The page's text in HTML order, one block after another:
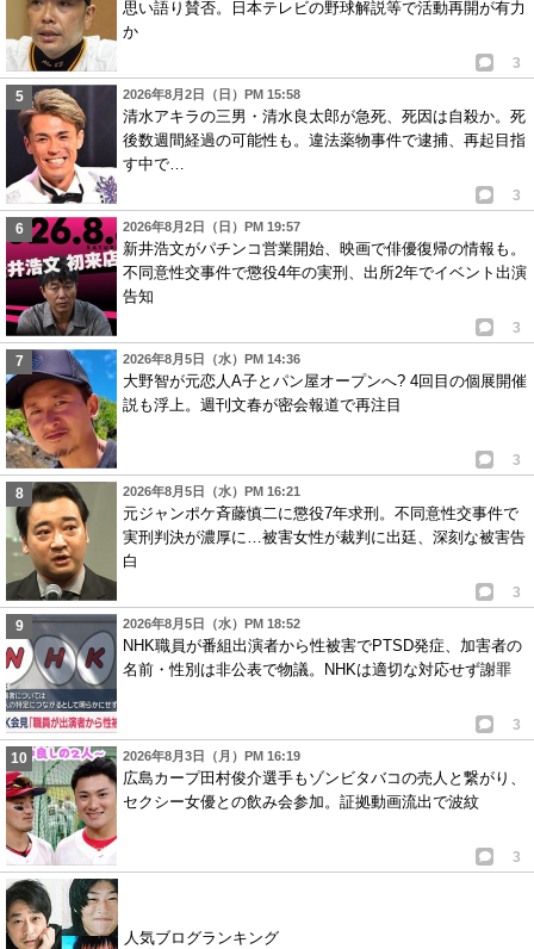
思い語り賛否。日本テレビの野球解説等で活動再開が有力
か
3
2026年8月2日（日）PM 15:58
清水アキラの三男・清水良太郎が急死、死因は自殺か。死
後数週間経過の可能性も。違法薬物事件で逮捕、再起目指
す中で…
3
2026年8月2日（日）PM 19:57
新井浩文がパチンコ営業開始、映画で俳優復帰の情報も。
不同意性交事件で懲役4年の実刑、出所2年でイベント出演
告知
3
2026年8月5日（水）PM 14:36
大野智が元恋人A子とパン屋オープンへ? 4回目の個展開催
説も浮上。週刊文春が密会報道で再注目
3
2026年8月5日（水）PM 16:21
元ジャンポケ斉藤慎二に懲役7年求刑。不同意性交事件で
実刑判決が濃厚に…被害女性が裁判に出廷、深刻な被害告
白
3
2026年8月5日（水）PM 18:52
NHK職員が番組出演者から性被害でPTSD発症、加害者の
名前・性別は非公表で物議。NHKは適切な対応せず謝罪
3
2026年8月3日（月）PM 16:19
広島カープ田村俊介選手もゾンビタバコの売人と繋がり、
セクシー女優との飲み会参加。証拠動画流出で波紋
3
人気ブログランキング